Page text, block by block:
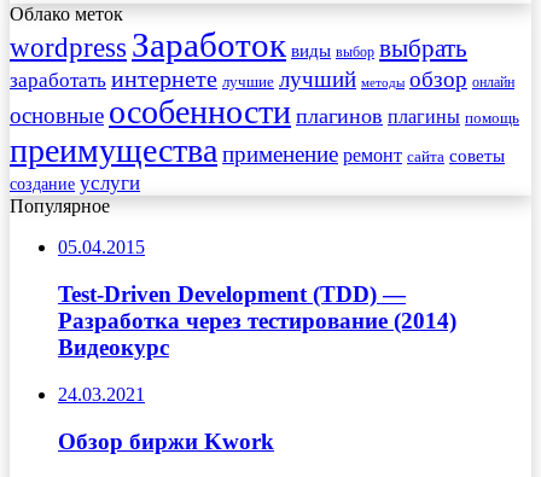
Облако меток
wordpress Заработок виды выбор выбрать
заработать интернете лучшие лучший методы обзор онлайн
основные особенности плагинов плагины помощь
преимущества применение ремонт сайта советы
создание услуги
Популярное
05.04.2015
Test-Driven Development (TDD) —
Разработка через тестирование (2014)
Видеокурс
24.03.2021
Обзор биржи Kwork